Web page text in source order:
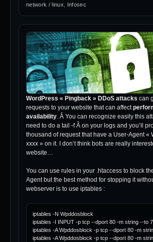
network / linux
Infosec
WordPress « Pingback » DDoS attacks can
requests to your website that can affect
availability. Â You can recognize easily this
need to do a tail -f Â on your logs and you’ll
thousand of request that have a User-Agent «
xxxx » on it. I don’t think bots are really
website…
You can use rules in your .htaccess to block
Agent but the best method for stopping it
webserver is to use iptables :
iptables -N Wpddosblock
iptables -I INPUT -p tcp --dport 80 -m string --to
iptables -A Wpddosblock -p tcp --dport 80 -m
iptables -A Wpddosblock -p tcp --dport 80 -m